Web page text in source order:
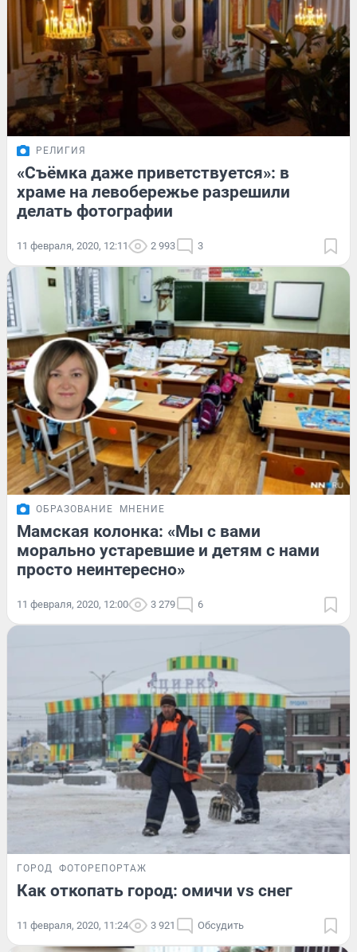
РЕЛИГИЯ
«Съёмка даже приветствуется»: в
храме на левобережье разрешили
делать фотографии
11 февраля, 2020, 12:11 2 993 3
ОБРАЗОВАНИЕ МНЕНИЕ
Мамская колонка: «Мы с вами
морально устаревшие и детям с нами
просто неинтересно»
11 февраля, 2020, 12:00 3 279 6
ГОРОД ФОТОРЕПОРТАЖ
Как откопать город: омичи vs снег
11 февраля, 2020, 11:24 3 921 Обсудить